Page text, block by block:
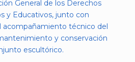
General de los Derechos
y Educativos, junto con
acompañamiento técnico del
y conservación
escultórico.